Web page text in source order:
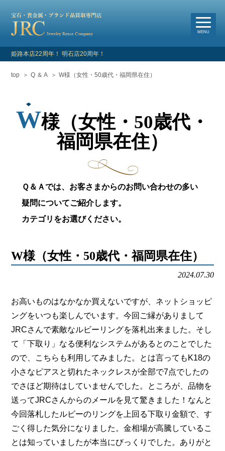
MENU
選べる買取・査定方法
よくあるご質問
買取対象品目
店舗情報・アクセス
メールでお問い合わせ
明石店へ電話で問い合わせる
姫路本店22周年！ 明石店20周年！
top Q ＆ A W様（女性・50歳代・福岡県在住）
W様（女性・50歳代・
福岡県在住）
Ｑ＆Ａでは、お客さまからのお問い合わせの多い
疑問についてご紹介します。
カテゴリをお選びください。
W様（女性・50歳代・福岡県在住）
2024.07.30
お高いものはなかなか買えないですが、ネットショッピ
ングをいつも楽しんでいます。今回ご縁がありまして
JRCさんで素敵なルビーリングを落札出来ました。そし
て「下取り」なる便利なシステムがあるとのことでした
ので、こちらも利用してみました。とは言ってもK18の
小さなピアスと切れたネックレスが全部で7点でしたの
でさほど期待はしていませんでした。ところが、品物を
送ってJRCさんからのメールを見て驚きました！なんと
今回落札したルビーのリングを上回る下取り金額で、す
ごく得した気分になりました。金相場が高騰しているこ
とは知っていましたが本当にびっくりでした。ありがと